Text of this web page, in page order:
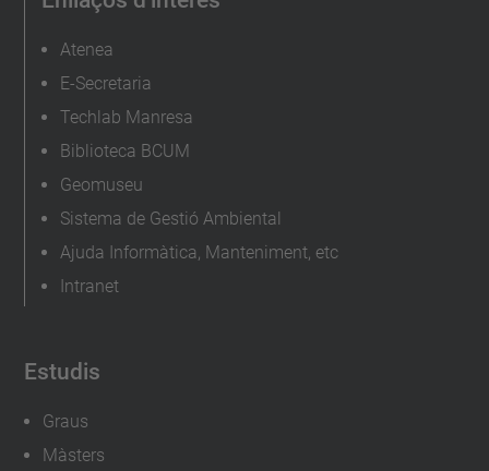
Estudis
Graus
Màsters
Atenea
E-Secretaria
Techlab Manresa
Biblioteca BCUM
Geomuseu
Sistema de Gestió Ambiental
Ajuda Informàtica, Manteniment, etc
Intranet